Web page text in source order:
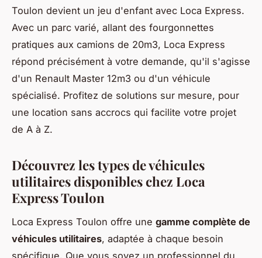
Toulon devient un jeu d'enfant avec Loca Express.
Avec un parc varié, allant des fourgonnettes
pratiques aux camions de 20m3, Loca Express
répond précisément à votre demande, qu'il s'agisse
d'un Renault Master 12m3 ou d'un véhicule
spécialisé. Profitez de solutions sur mesure, pour
une location sans accrocs qui facilite votre projet
de A à Z.
Découvrez les types de véhicules
utilitaires disponibles chez Loca
Express Toulon
Loca Express Toulon offre une gamme complète de
véhicules utilitaires, adaptée à chaque besoin
spécifique. Que vous soyez un professionnel du